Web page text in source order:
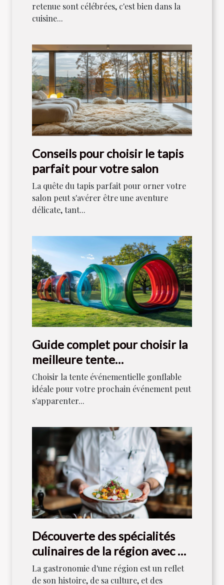
retenue sont célébrées, c'est bien dans la
cuisine...
Conseils pour choisir le tapis
parfait pour votre salon
La quête du tapis parfait pour orner votre
salon peut s'avérer être une aventure
délicate, tant...
Guide complet pour choisir la
meilleure tente
événementielle gonflable
Choisir la tente événementielle gonflable
idéale pour votre prochain événement peut
s'apparenter...
Découverte des spécialités
culinaires de la région avec un
chef local
La gastronomie d'une région est un reflet
de son histoire, de sa culture, et des